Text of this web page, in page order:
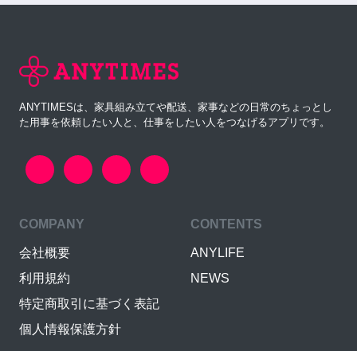
ANYTIMESは、家具組み立てや配送、家事などの日常のちょっとし
た用事を依頼したい人と、仕事をしたい人をつなげるアプリです。
COMPANY
会社概要
利用規約
特定商取引に基づく表記
個人情報保護方針
CONTENTS
ANYLIFE
NEWS